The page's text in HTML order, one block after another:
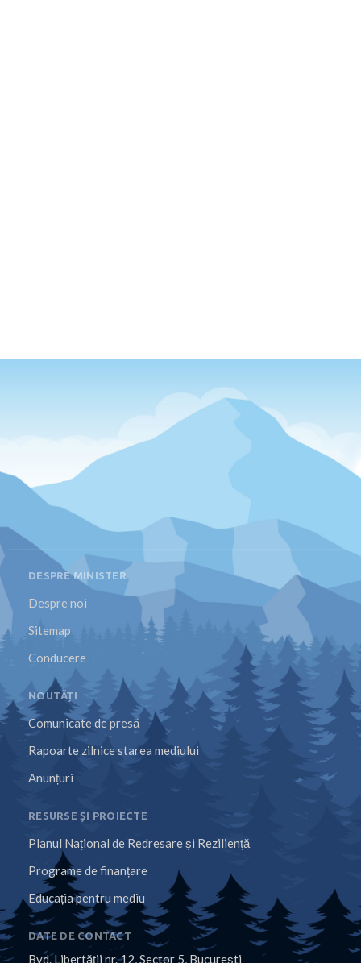
DESPRE MINISTER
Despre noi
Sitemap
Conducere
NOUTĂȚI
Comunicate de presă
Rapoarte zilnice starea mediului
Anunțuri
RESURSE ȘI PROIECTE
Planul Național de Redresare și Reziliență
Programe de finanțare
Educația pentru mediu
DATE DE CONTACT
Bvd. Libertăţii nr. 12, Sector 5, Bucureşti